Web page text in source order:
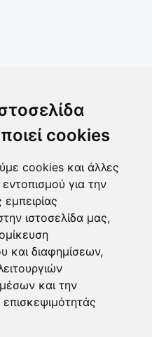
cookies
cookies και άλλες
για την
εμπειρίας
ιστοσελίδα μας,
και διαφημίσεων,
και την